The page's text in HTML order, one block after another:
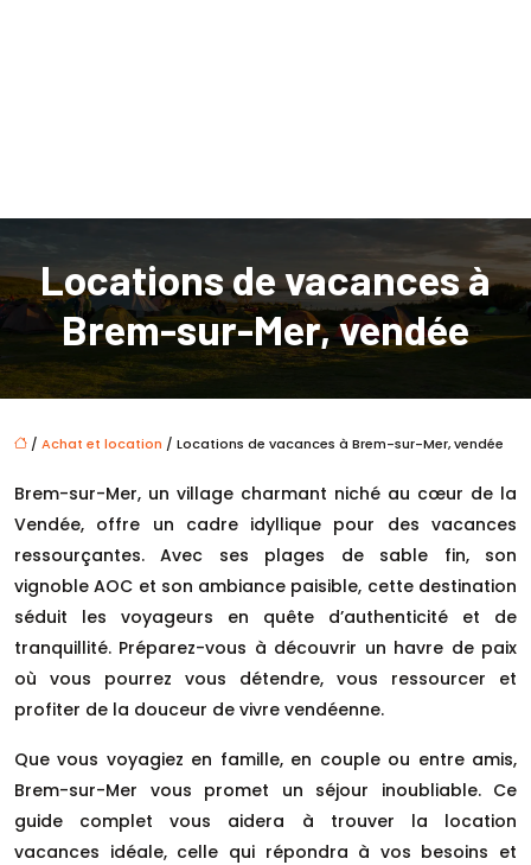
Locations de vacances à
Brem-sur-Mer, vendée
/ Achat et location / Locations de vacances à Brem-sur-Mer, vendée
Brem-sur-Mer, un village charmant niché au cœur de la
Vendée, offre un cadre idyllique pour des vacances
ressourçantes. Avec ses plages de sable fin, son
vignoble AOC et son ambiance paisible, cette destination
séduit les voyageurs en quête d’authenticité et de
tranquillité. Préparez-vous à découvrir un havre de paix
où vous pourrez vous détendre, vous ressourcer et
profiter de la douceur de vivre vendéenne.
Que vous voyagiez en famille, en couple ou entre amis,
Brem-sur-Mer vous promet un séjour inoubliable. Ce
guide complet vous aidera à trouver la location
vacances idéale, celle qui répondra à vos besoins et